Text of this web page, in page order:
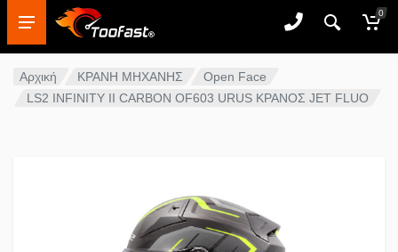
0
Αρχική ΚΡΑΝΗ ΜΗΧΑΝΗΣ
Open Face
LS2 INFINITY II CARBON OF603 URUS ΚΡΑΝΟΣ JET FLUO